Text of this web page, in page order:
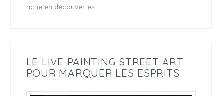
riche en découvertes.
LE LIVE PAINTING STREET ART
POUR MARQUER LES ESPRITS